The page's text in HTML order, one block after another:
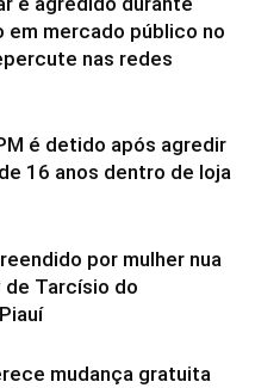
em mercado público no
nas redes
é detido após agredir
16 anos dentro de loja
por mulher nua
de Tarcísio do
mudança gratuita